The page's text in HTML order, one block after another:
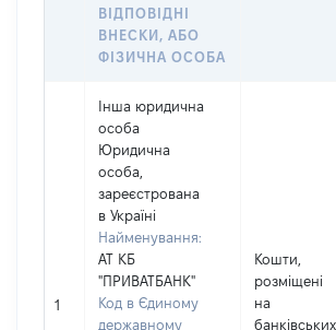
ВІДПОВІДНІ
ВНЕСКИ, АБО
ФІЗИЧНА ОСОБА
1
Інша юридична
особа
Юридична
особа,
зареєстрована
в Україні
Найменування:
АТ КБ
"ПРИВАТБАНК"
Код в Єдиному
державному
Кошти,
розміщені
на
банківських